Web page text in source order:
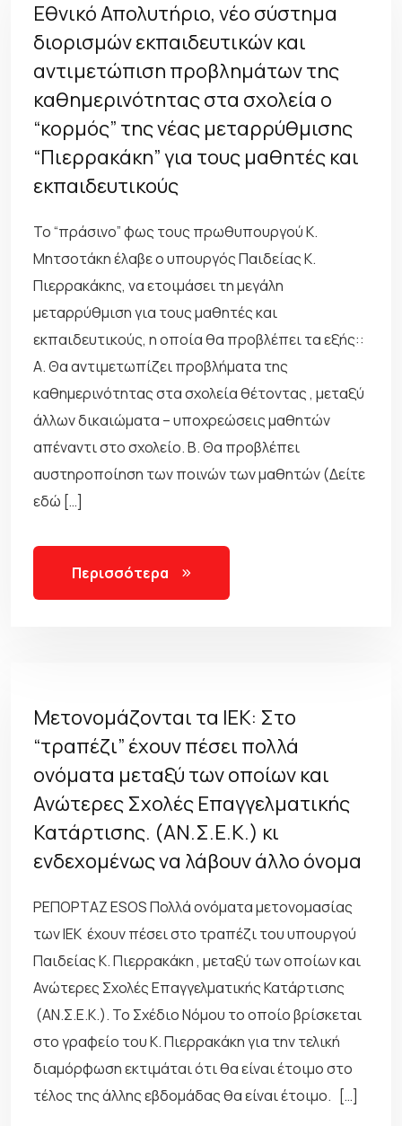
Εθνικό Απολυτήριο, νέο σύστημα
διορισμών εκπαιδευτικών και
αντιμετώπιση προβλημάτων της
καθημερινότητας στα σχολεία ο
“κορμός” της νέας μεταρρύθμισης
“Πιερρακάκη” για τους μαθητές και
εκπαιδευτικούς
Το “πράσινο” φως τους πρωθυπουργού Κ.
Μητσοτάκη έλαβε ο υπουργός Παιδείας Κ.
Πιερρακάκης, να ετοιμάσει τη μεγάλη
μεταρρύθμιση για τους μαθητές και
εκπαιδευτικούς, η οποία θα προβλέπει τα εξής::
Α. Θα αντιμετωπίζει προβλήματα της
καθημερινότητας στα σχολεία θέτοντας , μεταξύ
άλλων δικαιώματα – υποχρεώσεις μαθητών
απέναντι στο σχολείο. Β. Θα προβλέπει
αυστηροποίηση των ποινών των μαθητών (Δείτε
εδώ […]
Περισσότερα
Μετονομάζονται τα ΙΕΚ: Στο
“τραπέζι” έχουν πέσει πολλά
ονόματα μεταξύ των οποίων και
Ανώτερες Σχολές Επαγγελματικής
Κατάρτισης. (ΑΝ.Σ.Ε.Κ.) κι
ενδεχομένως να λάβουν άλλο όνομα
ΡΕΠΟΡΤΑΖ ESOS Πολλά ονόματα μετονομασίας
των ΙΕΚ έχουν πέσει στο τραπέζι του υπουργού
Παιδείας Κ. Πιερρακάκη , μεταξύ των οποίων και
Ανώτερες Σχολές Επαγγελματικής Κατάρτισης
(ΑΝ.Σ.Ε.Κ.). Το Σχέδιο Νόμου το οποίο βρίσκεται
στο γραφείο του Κ. Πιερρακάκη για την τελική
διαμόρφωση εκτιμάται ότι θα είναι έτοιμο στο
τέλος της άλλης εβδομάδας θα είναι έτοιμο. […]